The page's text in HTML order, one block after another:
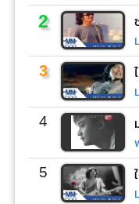
2
3
4
5